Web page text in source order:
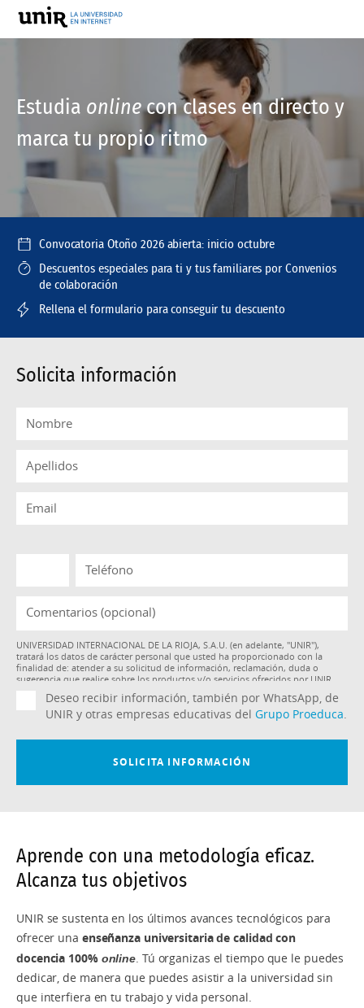
Estudia onlinecon clases en directo y
marca tu propio ritmo
Convocatoria Otoño 2026 abierta: inicio octubre
Descuentos especiales para ti y tus familiares por Convenios
de colaboración
Rellena el formulario para conseguir tu descuento
Solicita información
Aprende con una metodología eficaz.
Alcanza tus objetivos
UNIR se sustenta en los últimos avances tecnológicos para
ofrecer una enseñanza universitaria de calidad con
docencia 100% online. Tú organizas el tiempo que le puedes
dedicar, de manera que puedes asistir a la universidad sin
que interfiera en tu trabajo y vida personal.